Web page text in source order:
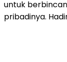
untuk
pribadinya.